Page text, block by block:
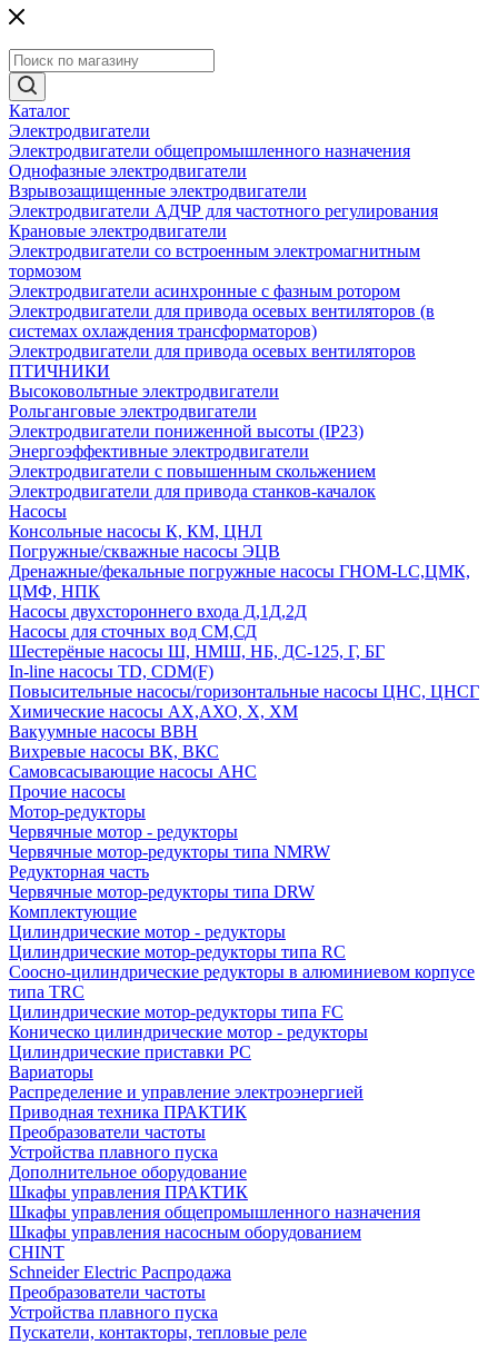
Каталог
Электродвигатели
Электродвигатели общепромышленного назначения
Однофазные электродвигатели
Взрывозащищенные электродвигатели
Электродвигатели АДЧР для частотного регулирования
Крановые электродвигатели
Электродвигатели со встроенным электромагнитным
тормозом
Электродвигатели асинхронные с фазным ротором
Электродвигатели для привода осевых вентиляторов (в
системах охлаждения трансформаторов)
Электродвигатели для привода осевых вентиляторов
ПТИЧНИКИ
Высоковольтные электродвигатели
Рольганговые электродвигатели
Электродвигатели пониженной высоты (IP23)
Энергоэффективные электродвигатели
Электродвигатели с повышенным скольжением
Электродвигатели для привода станков-качалок
Насосы
Консольные насосы К, КМ, ЦНЛ
Погружные/скважные насосы ЭЦВ
Дренажные/фекальные погружные насосы ГНОМ-LC,ЦМК,
ЦМФ, НПК
Насосы двухстороннего входа Д,1Д,2Д
Насосы для сточных вод СМ,СД
Шестерёные насосы Ш, НМШ, НБ, ДС-125, Г, БГ
In-line насосы TD, CDM(F)
Повысительные насосы/горизонтальные насосы ЦНС, ЦНСГ
Химические насосы АХ,АХО, Х, ХМ
Вакуумные насосы ВВН
Вихревые насосы ВК, ВКС
Самовсасывающие насосы АНС
Прочие насосы
Мотор-редукторы
Червячные мотор - редукторы
Червячные мотор-редукторы типа NMRW
Редукторная часть
Червячные мотор-редукторы типа DRW
Комплектующие
Цилиндрические мотор - редукторы
Цилиндрические мотор-редукторы типа RC
Соосно-цилиндрические редукторы в алюминиевом корпусе
типа TRC
Цилиндрические мотор-редукторы типа FC
Коническо цилиндрические мотор - редукторы
Цилиндрические приставки PC
Вариаторы
Распределение и управление электроэнергией
Приводная техника ПРАКТИК
Преобразователи частоты
Устройства плавного пуска
Дополнительное оборудование
Шкафы управления ПРАКТИК
Шкафы управления общепромышленного назначения
Шкафы управления насосным оборудованием
CHINT
Schneider Electric Распродажа
Преобразователи частоты
Устройства плавного пуска
Пускатели, контакторы, тепловые реле